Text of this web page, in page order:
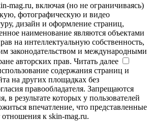
mag.ru, включая (но не ограничиваясь)
фотографическую и видео
дизайн и оформление страниц,
наименование являются объектами
на интеллектуальную собственность,
законодательством и международными
авторских прав. Читать далее
содержания страниц и
на других площадках без
правообладателя. Запрещаются
в результате которых у пользователей
впечатление, что представленные
к skin-mag.ru.